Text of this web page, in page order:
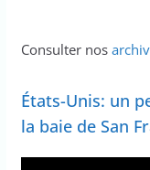
Consulter nos
États-Unis: un
la baie de San